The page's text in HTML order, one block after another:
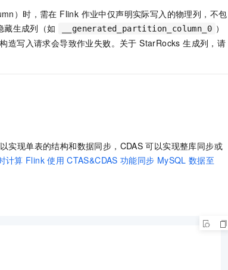
）时，需在 Flink 作业中仅声明实际写入的物理列，不包
藏生成列（如
__generated_partition_column_0 ）
造写入请求会导致作业失败。关于 StarRocks 生成列，请
实现单表的结构和数据同步，CDAS 可以实现整库同步或
计算 Flink 使用 CTAS&CDAS 功能同步 MySQL 数据至